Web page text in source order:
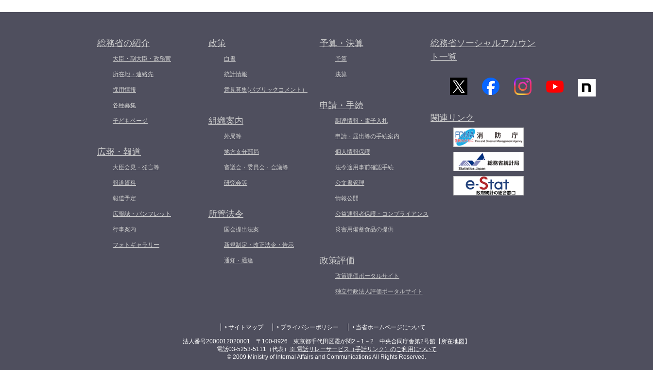
総務省の紹介
大臣・副大臣・政務官
所在地・連絡先
採用情報
各種募集
子どもページ
広報・報道
大臣会見・発言等
報道資料
報道予定
広報誌・パンフレット
行事案内
フォトギャラリー
政策
白書
統計情報
意見募集(パブリックコメント）
組織案内
外局等
地方支分部局
審議会・委員会・会議等
研究会等
所管法令
国会提出法案
新規制定・改正法令・告示
通知・通達
予算・決算
予算
決算
申請・手続
調達情報・電子入札
申請・届出等の手続案内
個人情報保護
法令適用事前確認手続
公文書管理
情報公開
公益通報者保護・コンプライアンス
災害用備蓄食品の提供
政策評価
政策評価ポータルサイト
独立行政法人評価ポータルサイト
総務省ソーシャルアカウン
ト一覧
関連リンク
サイトマップ プライバシーポリシー 当省ホームページについて
法人番号2000012020001 〒100-8926 東京都千代田区霞が関2－1－2 中央合同庁舎第2号館【 所在地図 】
電話03-5253-5111（代表）
※ 電話リレーサービス（手話リンク）のご利用について
© 2009 Ministry of Internal Affairs and Communications All Rights Reserved.